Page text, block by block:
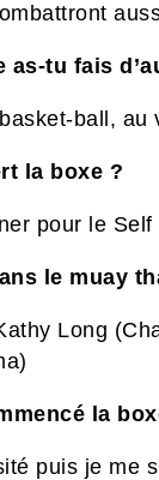
as-tu fais
ball,
la boxe ?
pour le
le muay
Long
la
puis je me